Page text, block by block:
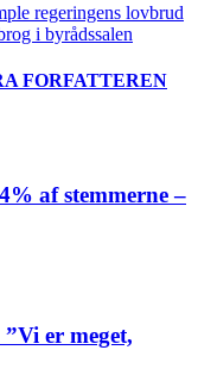
regeringens lovbrud
i byrådssalen
FORFATTEREN
af stemmerne –
er meget,